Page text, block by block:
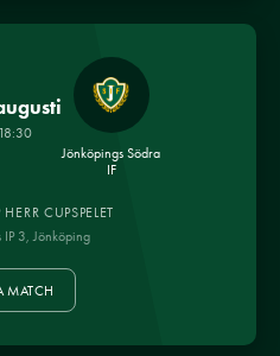
18:30
Jönköpings Södra
IF
CUPSPELET
IP 3, Jönköping
MATCH